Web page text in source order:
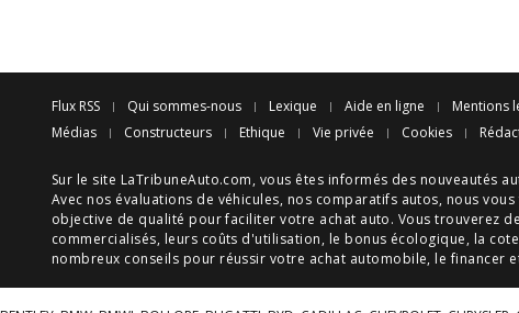
Flux RSS Qui sommes-nous Lexique Aide en ligne Mentions
Médias
Constructeurs Ethique Vie privée Cookies
Sur le site LaTribuneAuto.com, vous êtes informés des nouveautés
Avec nos évaluations de véhicules, nos comparatifs autos, nous
objective de qualité pour faciliter votre achat auto. Vous trouverez
commercialisés, leurs coûts d'utilisation, le bonus écologique, la
nombreux conseils pour réussir votre achat automobile, le financer